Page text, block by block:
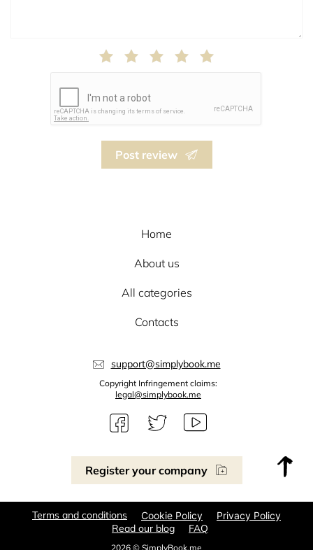
Post review
Register your company
Home
About us
All categories
Contacts
support@simplybook.me
Copyright Infringement claims:
legal@simplybook.me
2026 © SimplyBook.me
Terms and conditions Cookie Policy Privacy Policy
Read our blog FAQ